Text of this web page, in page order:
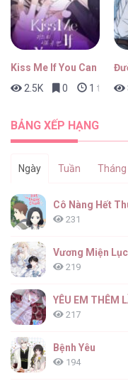
Thế
Thế
Kiss Me If You Can
2.5K
0 1 tuần
BẢNG XẾP HẠNG
Ngày Tuần Tháng
Cô Nàng Hết
231
Vương Miện
219
YÊU EM THÊM
217
Bệnh Yêu
194